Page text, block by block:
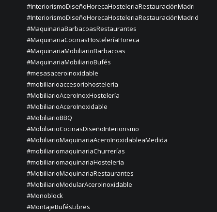
#InteriorismoDiseñoHorecaHosteleriaRestauraciónMadri
#InteriorismoDiseñoHorecaHosteleriaRestauraciónMadrid
#MaquinariaBarbacoasRestaurantes
#MaquinariaCocinasHosteleríaHoreca
#MaquinariaMobiliarioBarbacoas
#MaquinariaMobiliarioBufés
#mesasaceroinoxidable
#mobiliarioaccesoriohosteleria
#MobiliarioAceroInoxHostelería
#MobiliarioAceroInoxidable
#MobiliarioBBQ
#MobiliarioCocinasDiseñoInteriorismo
#MobiliarioMaquinariaAceroInoxidableaMedida
#mobiliariomaquinariaChurrerías
#mobiliariomaquinariaHosteleria
#MobiliarioMaquinariaRestaurantes
#MobiliarioModularAceroInoxidable
#Monoblock
#MontajeBufésLibres